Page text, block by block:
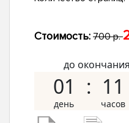
Стоимость: 700 р.
до
01 11